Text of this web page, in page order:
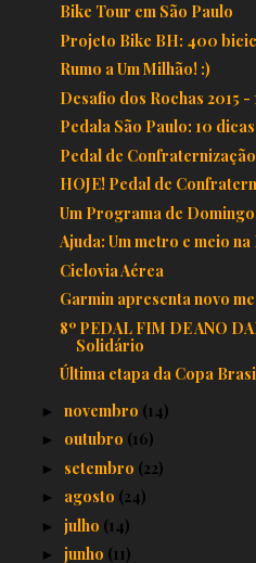
Bike Tour em São Paulo
Projeto Bike BH: 400
Rumo a Um Milhão! :)
Desafio dos Rochas 2015 -
Pedala São Paulo: 10
Pedal de
HOJE! Pedal de
Um Programa de
Ajuda: Um metro e meio
Ciclovia Aérea
Garmin apresenta novo
8º PEDAL FIM DE ANO
Solidário
Última etapa da Copa
► novembro (14)
► outubro (16)
► setembro (22)
► agosto (24)
► julho (14)
► junho (11)